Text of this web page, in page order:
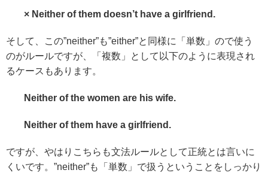
× Neither of them doesn’t have a girlfriend.
そして、この”neither”も”either”と同様に「単数」ので使う
のがルールですが、「複数」として以下のように表現され
るケースもあります。
Neither of the women are his wife.
Neither of them have a girlfriend.
ですが、やはりこちらも文法ルールとして正統とは言いに
くいです。”neither”も「単数」で扱うということをしっかり